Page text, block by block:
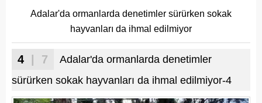
Adalar'da ormanlarda denetimler sürürken sokak
hayvanları da ihmal edilmiyor
4 | 7
Adalar'da ormanlarda denetimler
sürürken sokak hayvanları da ihmal edilmiyor-4